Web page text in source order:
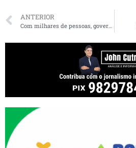
ANTERIOR
Com milhares de pessoas, governador inaugura novo Calçadão de Imperatriz